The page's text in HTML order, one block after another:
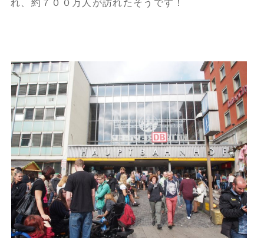
れ、約７００万人が訪れたそうです！